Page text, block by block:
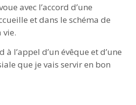
avec l’accord d’une
et dans le schéma de
vie.
à l’appel d’un évêque et d’une
que je vais servir en bon